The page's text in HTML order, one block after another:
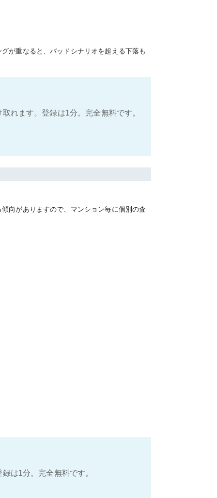
が重なると、バッドシナリオを超える下落も
れます。登録は1分。完全無料です。
向がありますので、マンション毎に個別の査
は1分。完全無料です。